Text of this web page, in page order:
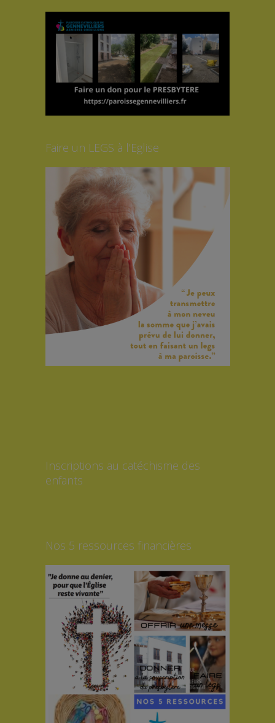
Faire un LEGS à l’Eglise
Inscriptions au catéchisme des
enfants
Nos 5 ressources financières